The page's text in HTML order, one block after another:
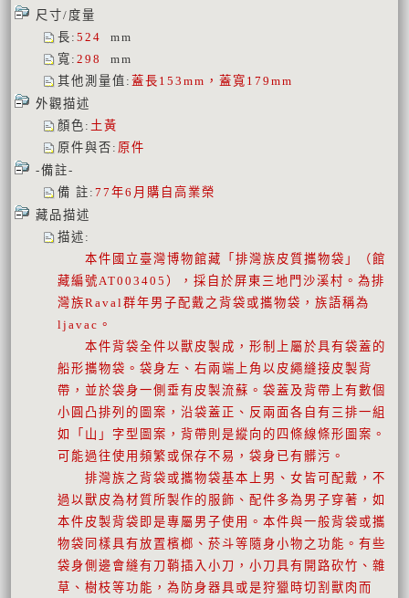
尺寸/度量
長 : 524
mm
寬 : 298
mm
其他測量值 : 蓋長153mm，蓋寬179mm
外觀描述
顏色 : 土黃
原件與否 : 原件
-備註-
備 註 : 77年6月購自高業榮
藏品描述
描述 :
本件國立臺灣博物館藏「排灣族皮質攜物袋」（館
藏編號AT003405），採自於屏東三地門沙溪村。為排
灣族Raval群年男子配戴之背袋或攜物袋，族語稱為
ljavac。
本件背袋全件以獸皮製成，形制上屬於具有袋蓋的
船形攜物袋。袋身左、右兩端上角以皮繩縫接皮製背
帶，並於袋身一側垂有皮製流蘇。袋蓋及背帶上有數個
小圓凸排列的圖案，沿袋蓋正、反兩面各自有三排一組
如「山」字型圖案，背帶則是縱向的四條線條形圖案。
可能過往使用頻繁或保存不易，袋身已有髒污。
排灣族之背袋或攜物袋基本上男、女皆可配戴，不
過以獸皮為材質所製作的服飾、配件多為男子穿著，如
本件皮製背袋即是專屬男子使用。本件與一般背袋或攜
物袋同樣具有放置檳榔、菸斗等隨身小物之功能。有些
袋身側邊會縫有刀鞘插入小刀，小刀具有開路砍竹、雜
草、樹枝等功能，為防身器具或是狩獵時切割獸肉而